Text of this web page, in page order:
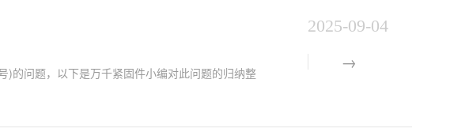
2025-09-04
)的问题，以下是万千紧固件小编对此问题的归纳整